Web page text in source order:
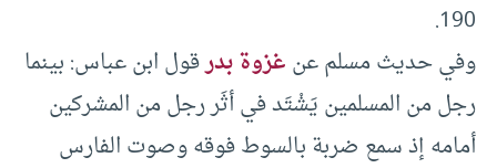
190.
وفي حديث مسلم عنغزوة بدرقول ابن عباس: بينما
رجل من المسلمين يَشْتَد في أثَر رجل من المشركين
أمامه إذ سمع ضربة بالسوط فوقه وصوت الفارس